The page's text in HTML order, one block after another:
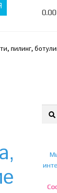
0.00
пилинг,
Найти: